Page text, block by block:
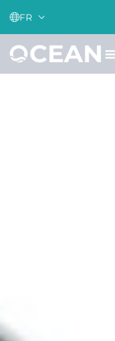
FR